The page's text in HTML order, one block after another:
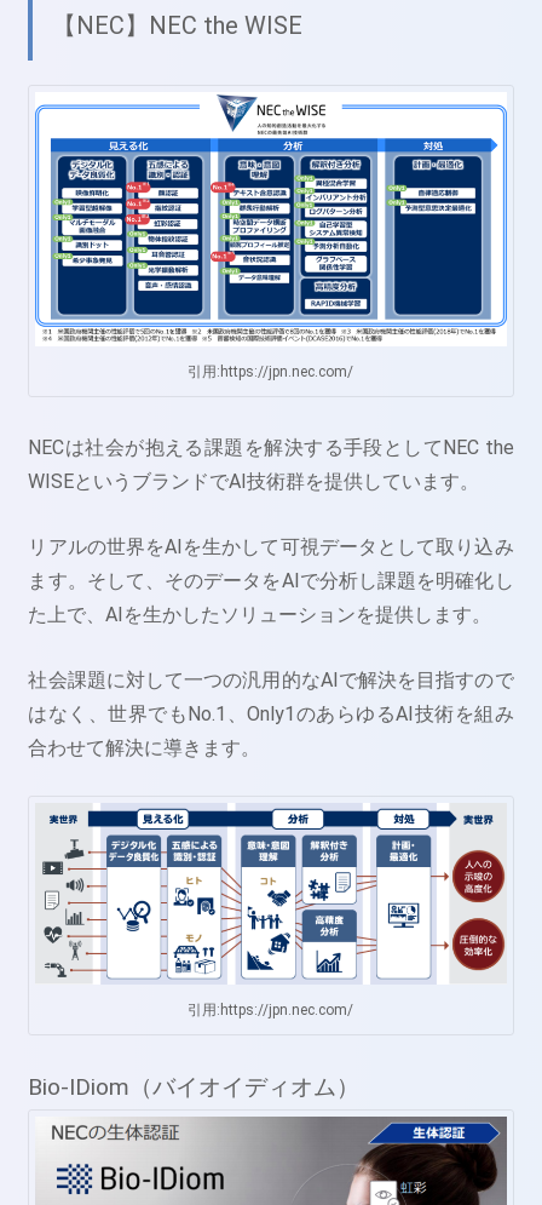
【NEC】NEC the WISE
引用:https://jpn.nec.com/
NECは社会が抱える課題を解決する手段としてNEC the
WISEというブランドでAI技術群を提供しています。
リアルの世界をAIを生かして可視データとして取り込み
ます。そして、そのデータをAIで分析し課題を明確化し
た上で、AIを生かしたソリューションを提供します。
社会課題に対して一つの汎用的なAIで解決を目指すので
はなく、世界でもNo.1、Only1のあらゆるAI技術を組み
合わせて解決に導きます。
引用:https://jpn.nec.com/
Bio-IDiom（バイオイディオム）